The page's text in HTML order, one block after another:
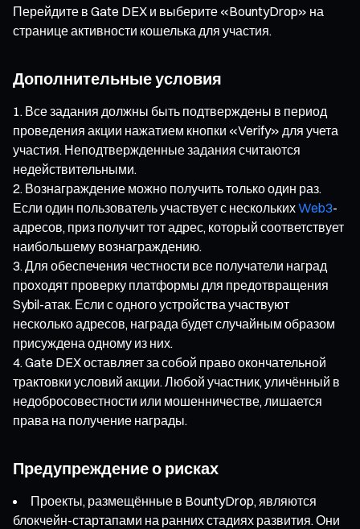
Перейдите в Gate DEX и выберите «BountyDrop» на
странице активности кошелька для участия.
Дополнительные условия
Все задания должны быть подтверждены в период
проведения акции нажатием кнопки «Verify» для учета
участия. Неподтвержденные задания считаются
недействительными.
Вознаграждение можно получить только один раз.
Если один пользователь участвует с несколькихWeb3-
адресов, приз получит тот адрес, который соответствует
наибольшему вознаграждению.
Для обеспечения честности все получатели наград
проходят проверку платформы для предотвращения
Sybil-атак. Если с одного устройства участвуют
несколько адресов, награда будет случайным образом
присуждена одному из них.
Gate DEX оставляет за собой право окончательной
трактовки условий акции. Любой участник, уличённый в
недобросовестности или мошенничестве, лишается
права на получение награды.
Предупреждение о рисках
Проекты, размещённые в BountyDrop, являются
блокчейн-стартапами на ранних стадиях развития. Они